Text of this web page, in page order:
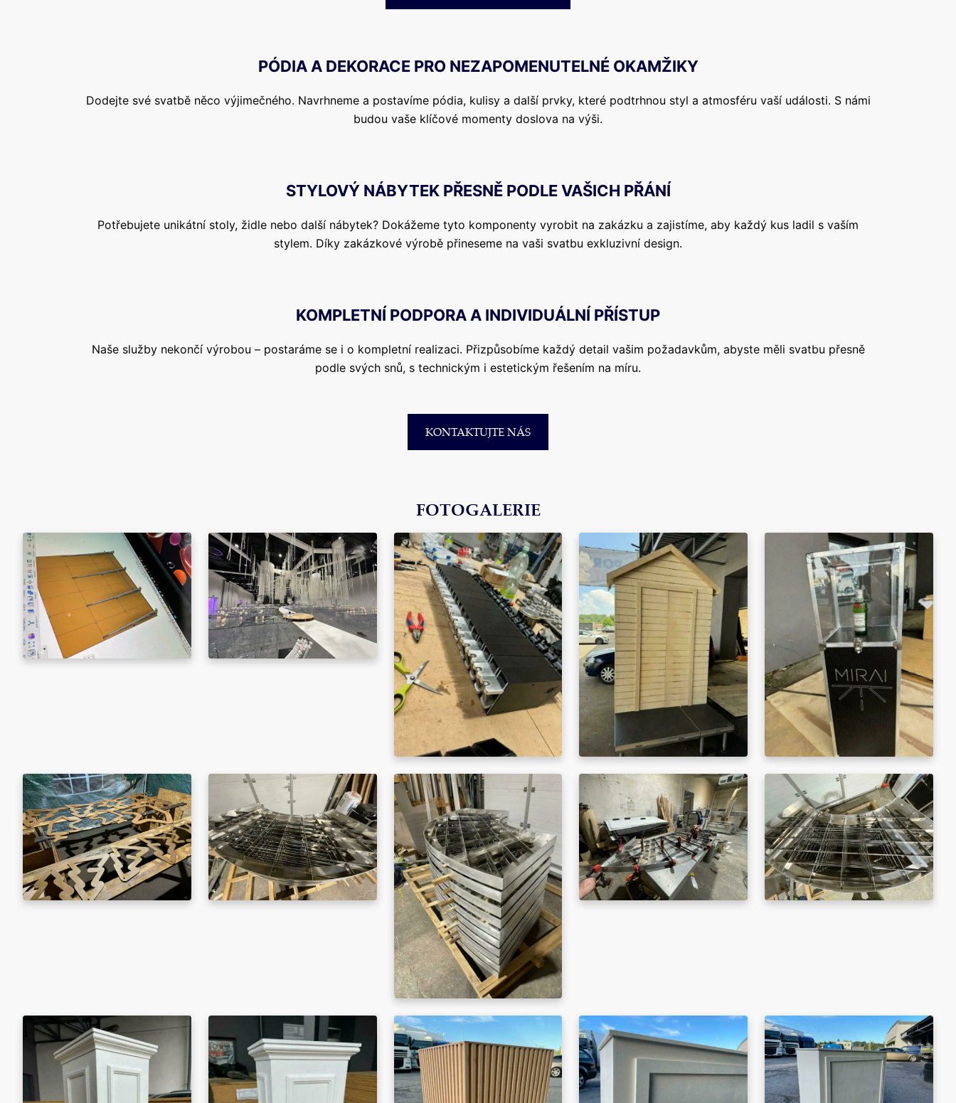
PÓDIA A DEKORACE PRO NEZAPOMENUTELNÉ OKAMŽIKY
Dodejte své svatbě něco výjimečného. Navrhneme a postavíme pódia, kulisy a další prvky, které podtrhnou styl a atmosféru vaší události. S námi
budou vaše klíčové momenty doslova na výši.
STYLOVÝ NÁBYTEK PŘESNĚ PODLE VAŠICH PŘÁNÍ
Potřebujete unikátní stoly, židle nebo další nábytek? Dokážeme tyto komponenty vyrobit na zakázku a zajistíme, aby každý kus ladil s vaším
stylem. Díky zakázkové výrobě přineseme na vaši svatbu exkluzivní design.
KOMPLETNÍ PODPORA A INDIVIDUÁLNÍ PŘÍSTUP
Naše služby nekončí výrobou – postaráme se i o kompletní realizaci. Přizpůsobíme každý detail vašim požadavkům, abyste měli svatbu přesně
podle svých snů, s technickým i estetickým řešením na míru.
KONTAKTUJTE NÁS
FOTOGALERIE